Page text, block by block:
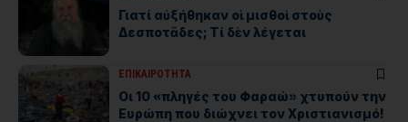
Γιατί αὐξήθηκαν οἱ μισθοὶ στοὺς
Δεσποτᾶδες; Τί δὲν λέγεται
ΕΠΙΚΑΙΡΟΤΗΤΑ
Οι 10 «πληγές του Φαραώ» χτυπούν την
Ευρώπη που διώχνει τον Χριστιανισμό!